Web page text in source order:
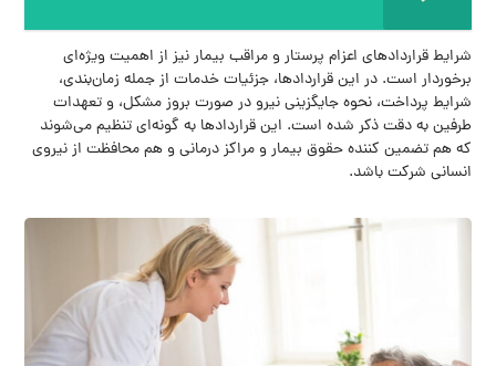
شرایط قراردادهای اعزام پرستار و مراقب بیمار نیز از اهمیت ویژه‌ای
برخوردار است. در این قراردادها، جزئیات خدمات از جمله زمان‌بندی،
شرایط پرداخت، نحوه جایگزینی نیرو در صورت بروز مشکل، و تعهدات
طرفین به دقت ذکر شده است. این قراردادها به گونه‌ای تنظیم می‌شوند
که هم تضمین کننده حقوق بیمار و مراکز درمانی و هم محافظت از نیروی
انسانی شرکت باشد.